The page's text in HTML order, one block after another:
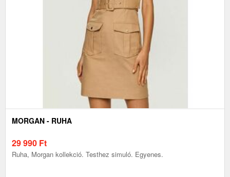
MORGAN - RUHA
29 990 Ft
Ruha, Morgan kollekció. Testhez simuló. Egyenes.